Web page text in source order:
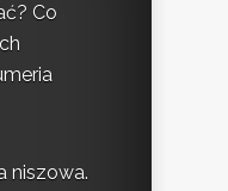
Co
niszowa.